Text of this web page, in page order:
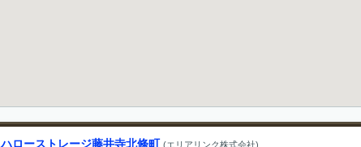
ハローストレージ藤井寺北條町 (エリアリンク株式会社)